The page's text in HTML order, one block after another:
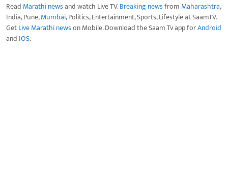
Read Marathi newsand watch Live TV.Breaking newsfrom Maharashtra,
India, Pune,Mumbai, Politics, Entertainment, Sports, Lifestyle at SaamTV.
GetLive Marathi newson Mobile. Download the Saam Tv app forAndroid
and IOS.